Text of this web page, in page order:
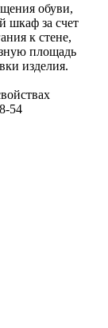
обуви,
шкаф за счет
к стене,
площадь
изделия.
54